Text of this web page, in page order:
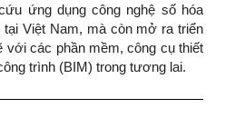
ứng dụng công nghệ số hóa
Việt Nam, mà còn mở ra triển
với các phần mềm, công cụ thiết
trình (BIM) trong tương lai.